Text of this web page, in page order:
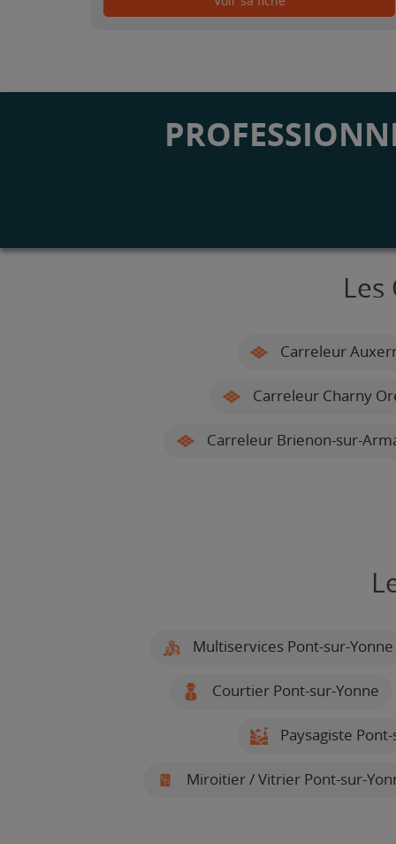
Carreleur
Carreleur Charny
Carreleur Brienon-sur-
Multiservices Pont-sur-Yonne
Courtier Pont-sur-Yonne
Paysagiste
Miroitier / Vitrier Pont-sur-